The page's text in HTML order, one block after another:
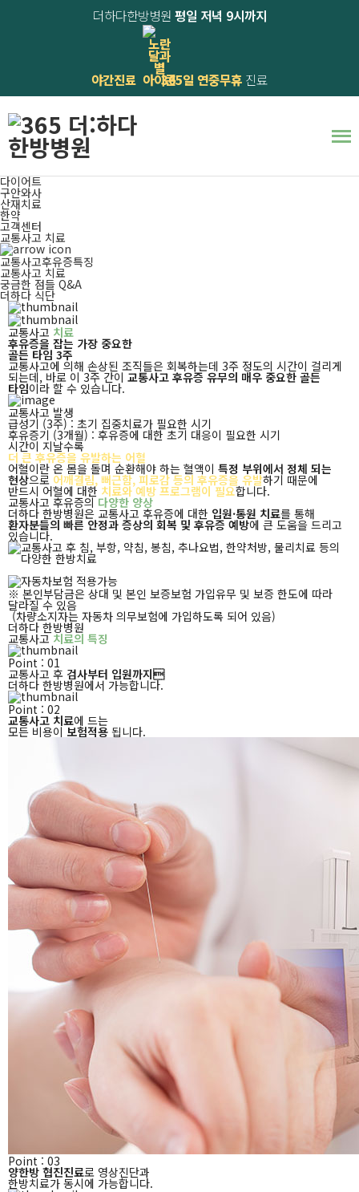
더하다한방병원 평일 저녁 9시까지
야간진료 365일 연중무휴 진료
교통사고 치료
365일 진료! 의사·한의사 양한방 협진진료,
마음이 더하는
교통사고후유증
더하다소개
교통사고후유증
도수·재활·운동치료
다이어트
구안와사
산재치료
한약
고객센터
교통사고 치료
교통사고후유증특징
교통사고 치료
궁금한 점들 Q&A
더하다 식단
교통사고 치료
후유증을 잡는 가장 중요한
골든 타임 3주
교통사고에 의해 손상된 조직들은 회복하는데 3주 정도의 시간이 걸리게
되는데, 바로 이 3주 간이 교통사고 후유증 유무의 매우 중요한 골든
타임이라 할 수 있습니다.
교통사고 발생
급성기 (3주) : 초기 집중치료가 필요한 시기
후유증기 (3개월) : 후유증에 대한 초기 대응이 필요한 시기
시간이 지날수록
더 큰 후유증을 유발하는 어혈
어혈이란 온 몸을 돌며 순환해야 하는 혈액이 특정 부위에서 정체 되는
현상으로 어깨결림, 뻐근함, 피로감 등의 후유증을 유발하기 때문에
반드시 어혈에 대한 치료와 예방 프로그램이 필요합니다.
교통사고 후유증의다양한 양상
더하다 한방병원은 교통사고 후유증에 대한 입원·통원 치료를 통해
환자분들의 빠른 안정과 증상의 회복 및 후유증 예방에 큰 도움을 드리고
있습니다.
※ 본인부담금은 상대 및 본인 보증보험 가입유무 및 보증 한도에 따라
달라질 수 있음
(차량소지자는 자동차 의무보험에 가입하도록 되어 있음)
더하다 한방병원
교통사고치료의 특징
Point : 01
교통사고 후 검사부터 입원까지
더하다 한방병원에서 가능합니다.
Point : 02
교통사고 치료에 드는
모든 비용이 보험적용 됩니다.
Point : 03
양한방 협진진료로 영상진단과
한방치료가 동시에 가능합니다.